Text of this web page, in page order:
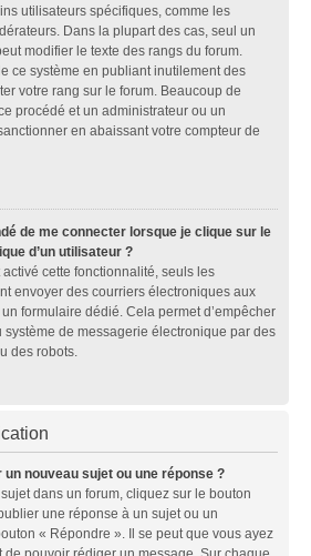
utilisateurs spécifiques, comme les
Dans la plupart des cas, seul un
modifier le texte des rangs du forum.
ce système en publiant inutilement des
votre rang sur le forum. Beaucoup de
procédé et un administrateur ou un
en abaissant votre compteur de
de me connecter lorsque je clique sur le
d’un utilisateur ?
cette fonctionnalité, seuls les
envoyer des courriers électroniques aux
formulaire dédié. Cela permet d’empêcher
de messagerie électronique par des
des robots.
nouveau sujet ou une réponse ?
dans un forum, cliquez sur le bouton
une réponse à un sujet ou un
« Répondre ». Il se peut que vous ayez